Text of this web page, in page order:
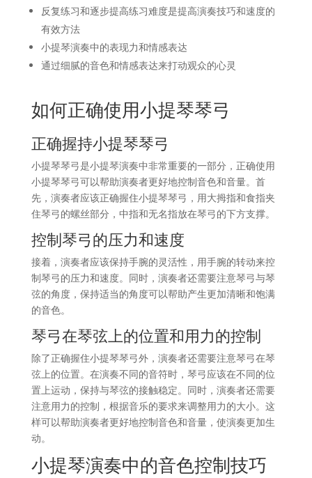
反复练习和逐步提高练习难度是提高演奏技巧和速度的
有效方法
小提琴演奏中的表现力和情感表达
通过细腻的音色和情感表达来打动观众的心灵
如何正确使用小提琴琴弓
正确握持小提琴琴弓
小提琴琴弓是小提琴演奏中非常重要的一部分，正确使用
小提琴琴弓可以帮助演奏者更好地控制音色和音量。首
先，演奏者应该正确握住小提琴琴弓，用大拇指和食指夹
住琴弓的螺丝部分，中指和无名指放在琴弓的下方支撑。
控制琴弓的压力和速度
接着，演奏者应该保持手腕的灵活性，用手腕的转动来控
制琴弓的压力和速度。同时，演奏者还需要注意琴弓与琴
弦的角度，保持适当的角度可以帮助产生更加清晰和饱满
的音色。
琴弓在琴弦上的位置和用力的控制
除了正确握住小提琴琴弓外，演奏者还需要注意琴弓在琴
弦上的位置。在演奏不同的音符时，琴弓应该在不同的位
置上运动，保持与琴弦的接触稳定。同时，演奏者还需要
注意用力的控制，根据音乐的要求来调整用力的大小。这
样可以帮助演奏者更好地控制音色和音量，使演奏更加生
动。
小提琴演奏中的音色控制技巧